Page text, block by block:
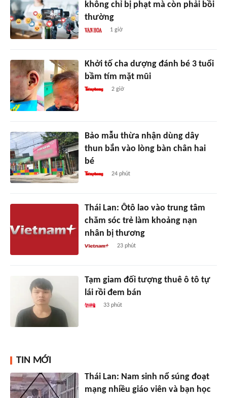
không chỉ bị phạt mà còn phải bồi
thường
1 giờ
Khởi tố cha dượng đánh bé 3 tuổi
bầm tím mặt mũi
2 giờ
Bảo mẫu thừa nhận dùng dây
thun bắn vào lòng bàn chân hai
bé
24 phút
Thái Lan: Ôtô lao vào trung tâm
chăm sóc trẻ làm khoảng nạn
nhân bị thương
23 phút
Tạm giam đối tượng thuê ô tô tự
lái rồi đem bán
33 phút
TIN MỚI
Thái Lan: Nam sinh nổ súng đoạt
mạng nhiều giáo viên và bạn học